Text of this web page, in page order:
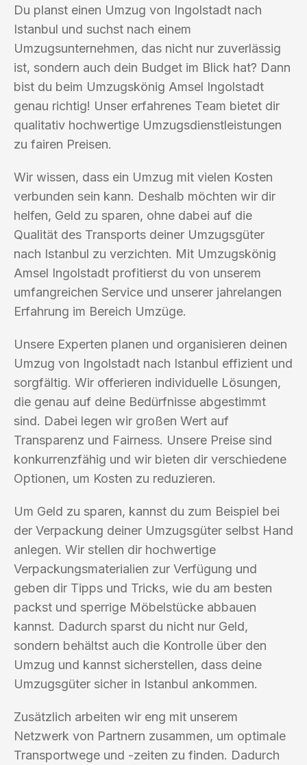
Du planst einen Umzug von Ingolstadt nach
Istanbul und suchst nach einem
Umzugsunternehmen, das nicht nur zuverlässig
ist, sondern auch dein Budget im Blick hat? Dann
bist du beim Umzugskönig Amsel Ingolstadt
genau richtig! Unser erfahrenes Team bietet dir
qualitativ hochwertige Umzugsdienstleistungen
zu fairen Preisen.
Wir wissen, dass ein Umzug mit vielen Kosten
verbunden sein kann. Deshalb möchten wir dir
helfen, Geld zu sparen, ohne dabei auf die
Qualität des Transports deiner Umzugsgüter
nach Istanbul zu verzichten. Mit Umzugskönig
Amsel Ingolstadt profitierst du von unserem
umfangreichen Service und unserer jahrelangen
Erfahrung im Bereich Umzüge.
Unsere Experten planen und organisieren deinen
Umzug von Ingolstadt nach Istanbul effizient und
sorgfältig. Wir offerieren individuelle Lösungen,
die genau auf deine Bedürfnisse abgestimmt
sind. Dabei legen wir großen Wert auf
Transparenz und Fairness. Unsere Preise sind
konkurrenzfähig und wir bieten dir verschiedene
Optionen, um Kosten zu reduzieren.
Um Geld zu sparen, kannst du zum Beispiel bei
der Verpackung deiner Umzugsgüter selbst Hand
anlegen. Wir stellen dir hochwertige
Verpackungsmaterialien zur Verfügung und
geben dir Tipps und Tricks, wie du am besten
packst und sperrige Möbelstücke abbauen
kannst. Dadurch sparst du nicht nur Geld,
sondern behältst auch die Kontrolle über den
Umzug und kannst sicherstellen, dass deine
Umzugsgüter sicher in Istanbul ankommen.
Zusätzlich arbeiten wir eng mit unserem
Netzwerk von Partnern zusammen, um optimale
Transportwege und -zeiten zu finden. Dadurch